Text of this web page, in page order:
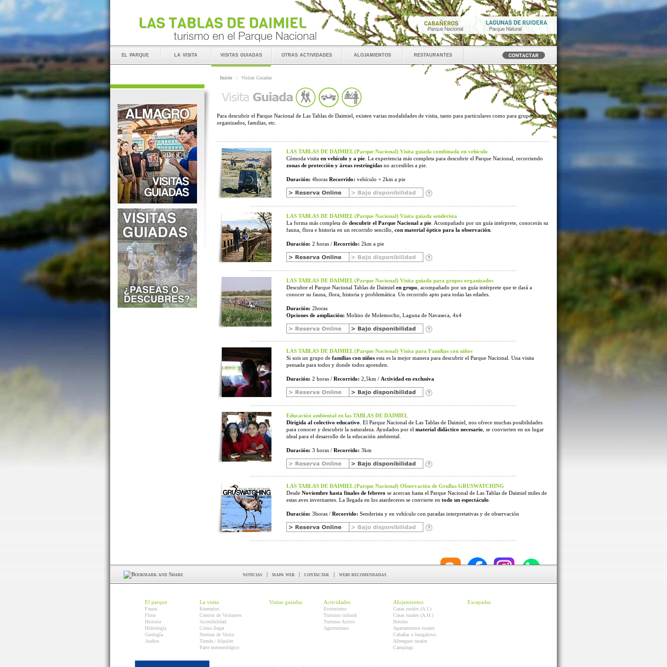
el parque la visita visitas guiadas otras actividades alojamientos restaurantes
Inicio :: Visitas Guiadas
Para descubrir el Parque Nacional de Las Tablas de Daimiel, existen varias modalidades de visita, tanto para particulares como para grupos
organizados, familias, etc.
LAS TABLAS DE DAIMIEL (Parque Nacional) Visita guiada combinada en vehículo
Cómoda visita en vehículo y a pie . La experiencia más completa para descubrir el Parque Nacional, recorriendo
zonas de protección y áreas restringidas no accesibles a pie.
Duración: 4horas Recorrido: vehículo + 2km a pie
LAS TABLAS DE DAIMIEL (Parque Nacional) Visita guiada senderista
La forma más completa de descubrir el Parque Nacional a pie . Acompañado por un guía intérprete, conocerás su
fauna, flora e historia en un recorrido sencillo, con material óptico para la observación
Duración: 2 horas / Recorrido: 2km a pie
LAS TABLAS DE DAIMIEL (Parque Nacional) Visita guiada para grupos organizados
Descubre el Parque Nacional Tablas de Daimiel en grupo , acompañado por un guía intérprete que te dará a
conocer su fauna, flora, historia y problemática. Un recorrido apto para todas las edades.
Duración: 2horas
Opciones de ampliación: Molino de Molemocho, Laguna de Navaseca, 4x4
LAS TABLAS DE DAIMIEL (Parque Nacional) Visita para Familias con niños
Si sois un grupo de familias con niños esta es la mejor manera para descubrir el Parque Nacional. Una visita
pensada para todos y donde todos aprenden.
Duración: 2 horas / Recorrido: 2,5km / Actividad en exclusiva
Educación ambiental en las TABLAS DE DAIMIEL
Dirigida al colectivo educativo . El Parque Nacional de Las Tablas de Daimiel, nos ofrece muchas posibilidades
para conocer y descubrir la naturaleza. Ayudados por el material didáctico necesario , se convierten en un lugar
ideal para el desarrollo de la educación ambiental.
Duración: 3 horas / Recorrido: 3km
LAS TABLAS DE DAIMIEL (Parque Nacional) Observación de Grullas GRUSWATCHING
Desde Noviembre hasta finales de febrero se acercan hasta el Parque Nacional de Las Tablas de Daimiel miles de
estas aves invernantes. La llegada en los atardeceres se convierte en todo un espectáculo
Duración: 3horas / Recorrido: Senderista y en vehículo con paradas interpretativas y de observación
noticias | mapa web | contactar | webs recomendadas
El parque
Fauna
Flora
Historia
Hidrología
Geología
Audios
La visita
Itinerarios
Centros de Visitantes
Accesibilidad
Como llegar
Normas de Visita
Tienda / Alquiler
Parte meteorológico
Visitas guiadas Actividades
Ecoturismo
Turismo cultural
Turismo Activo
Agroturismo
Alojamientos
Casas rurales (A.I.)
Casas rurales (A.H.)
Hoteles
Apartamentos rurales
Cabañas o bungalows
Albergues rurales
Campings
Escapadas